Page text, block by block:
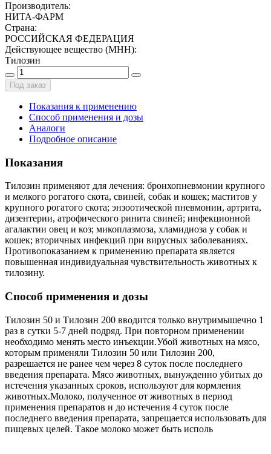
Производитель:
НИТА-ФАРМ
Страна:
РОССИЙСКАЯ ФЕДЕРАЦИЯ
Действующее вещество (МНН):
Тилозин
Под заказ
Показания к применению
Способ применения и дозы
Аналоги
Подробное описание
Показания
Тилозин применяют для лечения: бронхопневмонии крупного
и мелкого рогатого скота, свиней, собак и кошек; маститов у
крупного рогатого скота; энзоотической пневмонии, артрита,
дизентерии, атрофического ринита свиней; инфекционной
агалактии овец и коз; микоплазмоза, хламидиоза у собак и
кошек; вторичных инфекций при вирусных заболеваниях.
Противопоказанием к применению препарата является
повышенная индивидуальная чувствительность животных к
тилозину.
Способ применения и дозы
Тилозин 50 и Тилозин 200 вводится только внутримышечно 1
раз в сутки 5-7 дней подряд. При повторном применении
необходимо менять место инъекции.Убой животных на мясо,
которым применяли Тилозин 50 или Тилозин 200,
разрешается не ранее чем через 8 суток после последнего
введения препарата. Мясо животных, вынужденно убитых до
истечения указанных сроков, используют для кормления
животных.Молоко, полученное от животных в период
применения препаратов и до истечения 4 суток после
последнего введения препарата, запрещается использовать для
пищевых целей. Такое молоко может быть исполь